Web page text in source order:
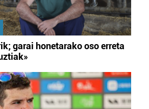
garai honetarako oso erreta